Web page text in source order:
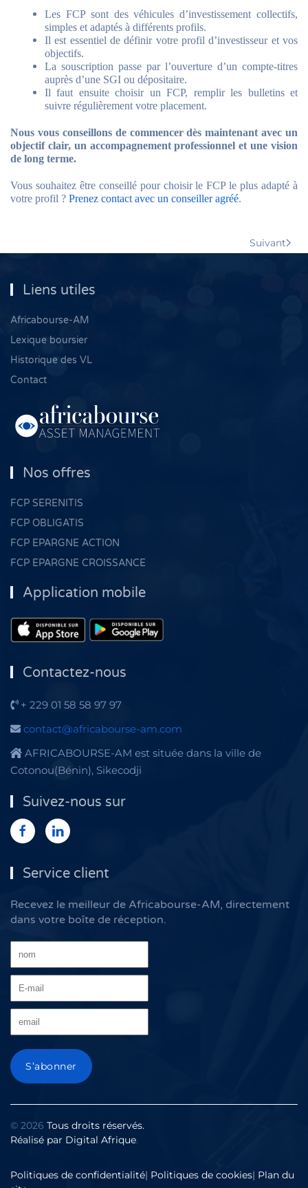
Les FCP sont des véhicules d’investissement collectifs,
simples et adaptés à différents profils.
Il est essentiel de définir votre profil d’investisseur et vos
objectifs.
La souscription passe par l’ouverture d’un compte-titres
auprès d’une SGI ou dépositaire.
Il faut ensuite choisir un FCP, remplir les bulletins et
suivre régulièrement votre placement.
Nous vous conseillons de commencer dès maintenant avec un
objectif clair, un accompagnement professionnel et une vision
de long terme.
Vous souhaitez être conseillé pour choisir le FCP le plus adapté à
votre profil ? Prenez contact avec un conseiller agréé.
Suivant
Liens utiles
Africabourse-AM
Lexique boursier
Historique des VL
Contact
Nos offres
FCP SERENITIS
FCP OBLIGATIS
FCP EPARGNE ACTION
FCP EPARGNE CROISSANCE
Application mobile
Contactez-nous
+ 229 01 58 58 97 97
contact@africabourse-am.com
AFRICABOURSE-AM est située dans la ville de
Cotonou(Bénin), Sikecodji
Suivez-nous sur
Service client
Recevez le meilleur de Africabourse-AM, directement
dans votre boîte de réception.
© 2026 Tous droits réservés.
Réalisé par Digital Afrique.
Politiques de confidentialité| Politiques de cookies| Plan du